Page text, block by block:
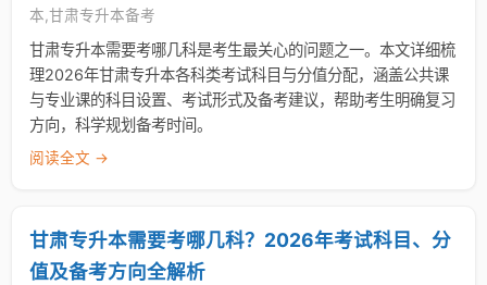
本,甘肃专升本备考
甘肃专升本需要考哪几科是考生最关心的问题之一。本文详细梳
理2026年甘肃专升本各科类考试科目与分值分配，涵盖公共课
与专业课的科目设置、考试形式及备考建议，帮助考生明确复习
方向，科学规划备考时间。
阅读全文 →
甘肃专升本需要考哪几科？2026年考试科目、分
值及备考方向全解析